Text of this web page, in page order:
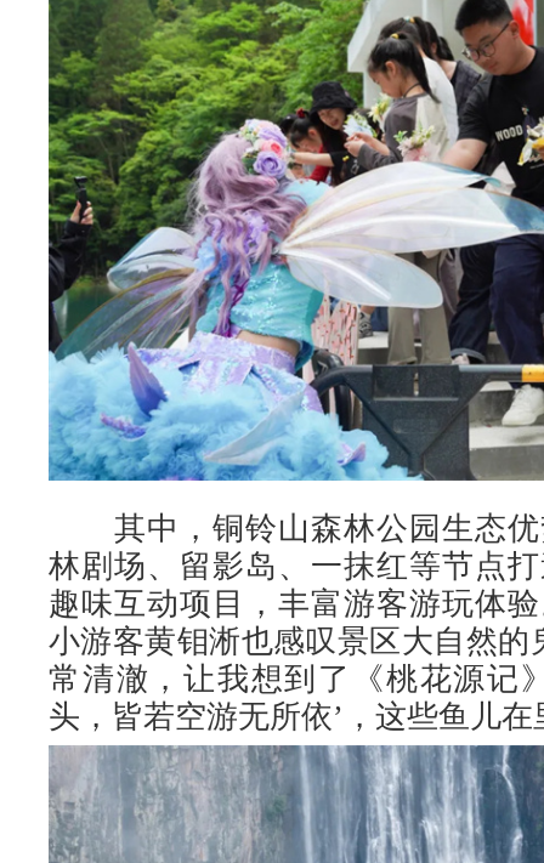
其中，铜铃山森林公园生态优
林剧场、留影岛、一抹红等节点
趣味互动项目，丰富游客游玩体
小游客黄钼淅也感叹景区大自然的
常清澈，让我想到了《桃花源记
头，皆若空游无所依’，这些鱼儿